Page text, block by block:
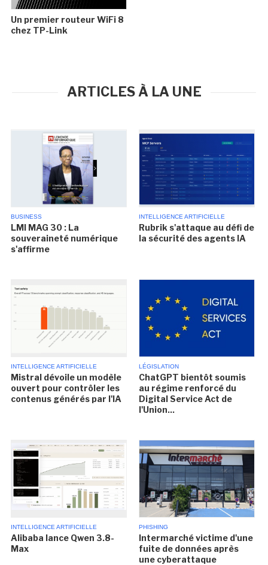
Un premier routeur WiFi 8
chez TP-Link
ARTICLES À LA UNE
BUSINESS
LMI MAG 30 : La
souveraineté numérique
s'affirme
INTELLIGENCE ARTIFICIELLE
Rubrik s'attaque au défi de
la sécurité des agents IA
INTELLIGENCE ARTIFICIELLE
Mistral dévoile un modèle
ouvert pour contrôler les
contenus générés par l'IA
LÉGISLATION
ChatGPT bientôt soumis
au régime renforcé du
Digital Service Act de
l'Union...
INTELLIGENCE ARTIFICIELLE
Alibaba lance Qwen 3.8-
Max
PHISHING
Intermarché victime d'une
fuite de données après
une cyberattaque